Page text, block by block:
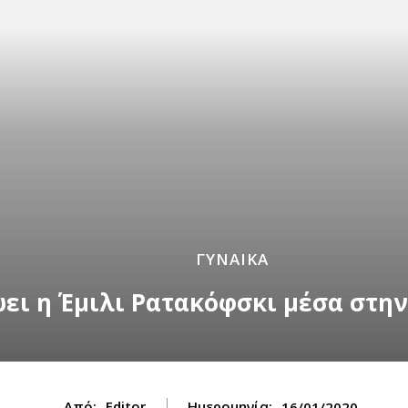
ΓΥΝΑΙΚΑ
η Έμιλι Ρατακόφσκι μέσα